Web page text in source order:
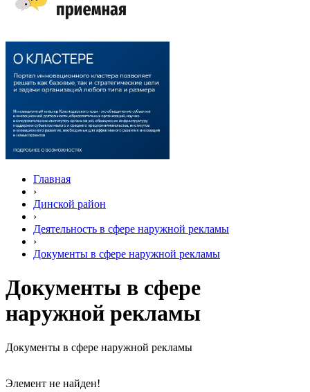
Главная
›
Динской район
›
Деятельность в сфере наружной рекламы
›
Документы в сфере наружной рекламы
Документы в сфере
наружной рекламы
Документы в сфере наружной рекламы
Элемент не найден!